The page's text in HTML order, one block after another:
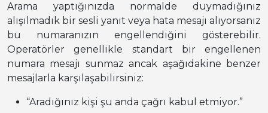
Arama yaptığınızda normalde duymadığınız
alışılmadık bir sesli yanıt veya hata mesajı alıyorsanız
bu numaranızın engellendiğini gösterebilir.
Operatörler genellikle standart bir engellenen
numara mesajı sunmaz ancak aşağıdakine benzer
mesajlarla karşılaşabilirsiniz:
“Aradığınız kişi şu anda çağrı kabul etmiyor.”